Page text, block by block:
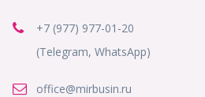
+7 (977) 977-01-20
(Telegram, WhatsApp)
office@mirbusin.ru